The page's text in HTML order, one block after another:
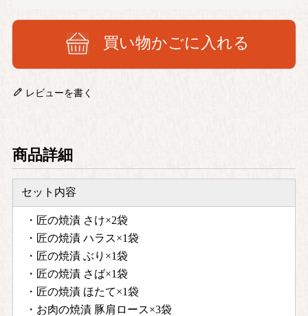
買い物かごに入れる
レビューを書く
商品詳細
セット内容
・匠の焼漬 さけ×2袋
・匠の焼漬 ハラス×1袋
・匠の焼漬 ぶり×1袋
・匠の焼漬 さば×1袋
・匠の焼漬 ほたて×1袋
・お肉の焼漬 豚肩ロース×3袋